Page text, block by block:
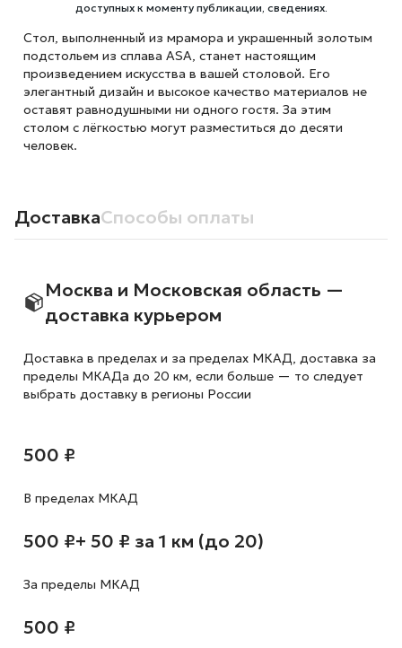
доступных к моменту публикации, сведениях.
Стол, выполненный из мрамора и украшенный золотым
подстольем из сплава ASA, станет настоящим
произведением искусства в вашей столовой. Его
элегантный дизайн и высокое качество материалов не
оставят равнодушными ни одного гостя. За этим
столом с лёгкостью могут разместиться до десяти
человек.
ДоставкаСпособы оплаты
Москва и Московская область —
доставка курьером
Доставка в пределах и за пределах МКАД, доставка за
пределы МКАДа до 20 км, если больше — то следует
выбрать доставку в регионы России
500 ₽
В пределах МКАД
500 ₽+ 50 ₽ за 1 км (до 20)
За пределы МКАД
500 ₽